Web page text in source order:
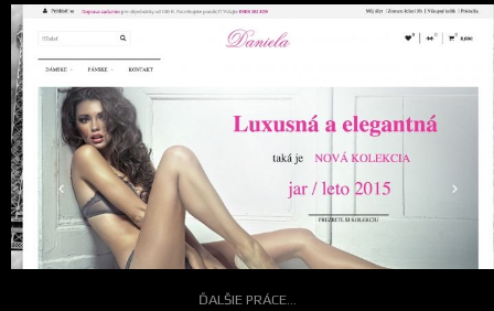
ĎALŠIE PRÁCE...